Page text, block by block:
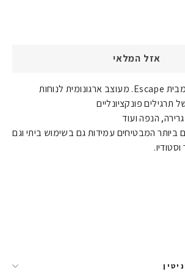
אזל המלאי
שק אימון CoreBag מבית Escape. מעוצב ארגונומית לנוחות
תרגילים פונקציונליים
הנפה ועוד
ביותר המבטיחים עמידות גם בשימוש ביתי וגם